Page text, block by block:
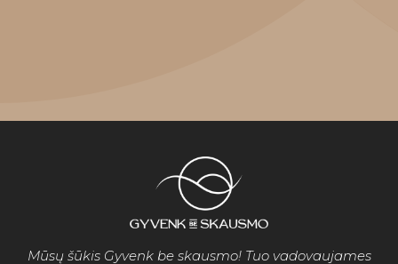
Mūsų šūkis Gyvenk be skausmo! Tuo vadovaujames